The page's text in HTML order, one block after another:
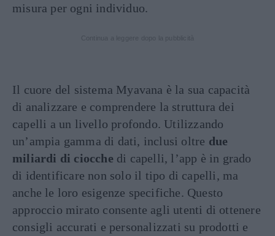
misura per ogni individuo.
Il cuore del sistema Myavana è la sua capacità
di analizzare e comprendere la struttura dei
capelli a un livello profondo. Utilizzando
un’ampia gamma di dati, inclusi oltre due
miliardi di ciocche di capelli, l’app è in grado
di identificare non solo il tipo di capelli, ma
anche le loro esigenze specifiche. Questo
approccio mirato consente agli utenti di ottenere
consigli accurati e personalizzati su prodotti e